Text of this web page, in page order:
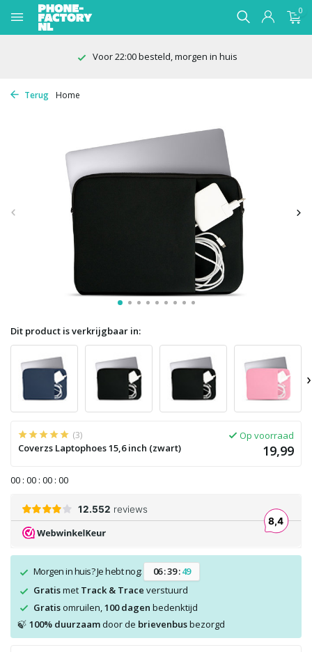
0
Voor 22:00 besteld, morgen in huis
Terug Home
Dit product is verkrijgbaar in:
›
(3)
Coverzs Laptophoes 15,6 inch (zwart)
Op voorraad
19,99
00 : 00 : 00 : 00
Morgen in huis? Je hebt nog: 06:39:49
Gratismet Track & Trace verstuurd
Gratisomruilen, 100 dagen bedenktijd
🍃 100% duurzaamdoor de brievenbusbezorgd